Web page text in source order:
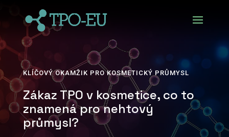
KLÍČOVÝ OKAMŽIK PRO KOSMETICKÝ PRŮMYSL
Zákaz TPO v kosmetice, co to
znamená pro nehtový
průmysl?